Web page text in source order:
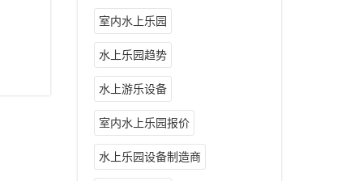
室内水上乐园
水上乐园趋势
水上游乐设备
室内水上乐园报价
水上乐园设备制造商